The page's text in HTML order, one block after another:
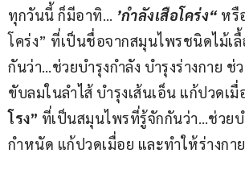
ทุกวันนี้ ก็มีอาทิ… ’กำลังเสือโคร่ง“ หรื
โคร่ง” ที่เป็นชื่อจากสมุนไพรชนิดไม้เ
กันว่า…ช่วยบำรุงกำลัง บำรุงร่างกาย ช่
ขับลมในลำไส้ บำรุงเส้นเอ็น แก้ปวดเมื่
โรง” ที่เป็นสมุนไพรที่รู้จักกันว่า…ช่วยบ
กำหนัด แก้ปวดเมื่อย และทำให้ร่างกา